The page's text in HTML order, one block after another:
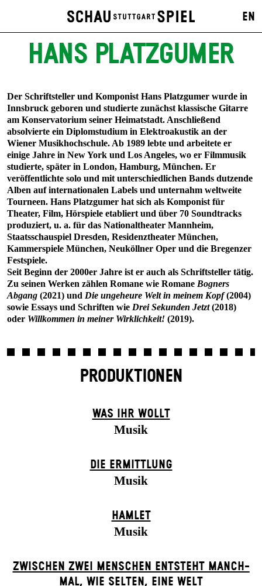
EN
HANS PLATZGUMER
Der Schriftsteller und Komponist Hans Platzgumer wurde in
Innsbruck geboren und studierte zunächst klassische Gitarre
am Konservatorium seiner Heimatstadt. Anschließend
absolvierte ein Diplomstudium in Elektroakustik an der
Wiener Musikhochschule. Ab 1989 lebte und arbeitete er
einige Jahre in New York und Los Angeles, wo er Filmmusik
studierte, später in London, Hamburg, München. Er
veröffentlichte solo und mit unterschiedlichen Bands dutzende
Alben auf internationalen Labels und unternahm weltweite
Tourneen. Hans Platzgumer hat sich als Komponist für
Theater, Film, Hörspiele etabliert und über 70 Soundtracks
produziert, u. a. für das Nationaltheater Mannheim,
Staatsschauspiel Dresden, Residenztheater München,
Kammerspiele München, Neuköllner Oper und die Bregenzer
Festspiele.
Seit Beginn der 2000er Jahre ist er auch als Schriftsteller tätig.
Zu seinen Werken zählen Romane wie Romane Bogners
Abgang (2021) und Die ungeheure Welt in meinem Kopf(2004)
sowie Essays und Schriften wie Drei Sekunden Jetzt(2018)
oder Willkommen in meiner Wirklichkeit! (2019).
PRODUKTIONEN
WAS IHR WOLLT
Musik
DIE ERMITTLUNG
Musik
HAMLET
Musik
ZWISCHEN ZWEI MENSCHEN ENT­STEHT MANCH­
MAL, WIE SELTEN, EINE WELT